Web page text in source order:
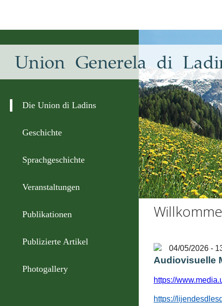
Union Generela di
Die Union di Ladins
Geschichte
Sprachgeschichte
Veranstaltungen
Publikationen
Publizierte Artikel
Photogallery
04/05/2026 -
Audiovisuelle
https://
https://